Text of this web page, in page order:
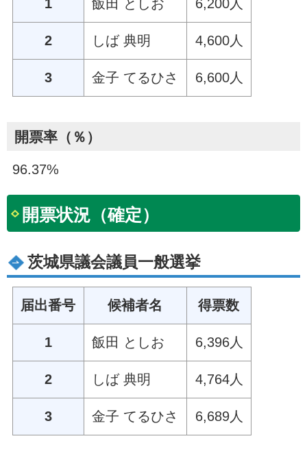
1 飯田 としお 6,200人
2 しば 典明 4,600人
3 金子 てるひさ 6,600人
開票率（％）
96.37%
開票状況（確定）
茨城県議会議員一般選挙
届出番号 候補者名 得票数
1 飯田 としお 6,396人
2 しば 典明 4,764人
3 金子 てるひさ 6,689人